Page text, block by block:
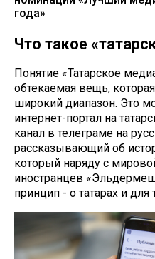
года»
Что такое
Понятие «Татарское
обтекаемая вещь,
широкий диапазон. Это
интернет-портал на
канал в телеграме на
рассказывающий об
который наряду с
иностранцев
принцип - о татарах и для